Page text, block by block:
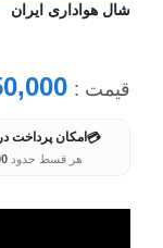
شال هواداری ایران
قیمت :
💳 امکان پرداخت در ۴ قسط با
هر قسط حدود